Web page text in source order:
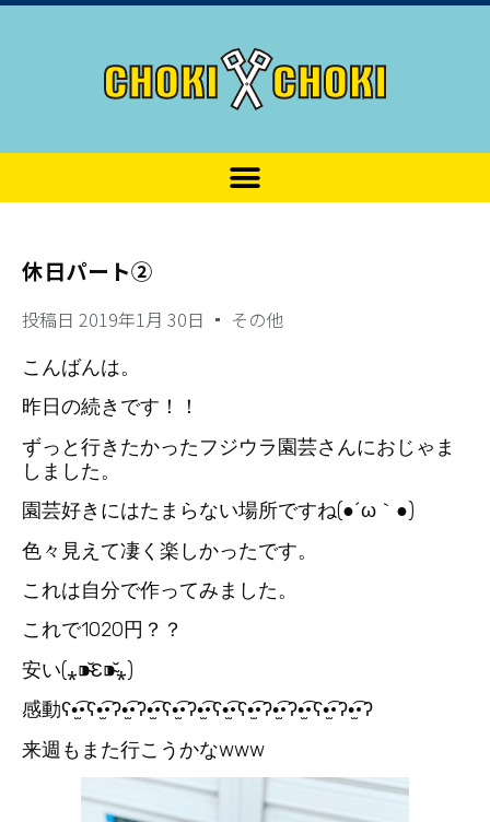
休日パート②
投稿日 2019年1月 30日 その他
こんばんは。
昨日の続きです！！
ずっと行きたかったフジウラ園芸さんにおじゃま
しました。
園芸好きにはたまらない場所ですね(●´ω｀●)
色々見えて凄く楽しかったです。
これは自分で作ってみました。
これで1020円？？
安い(⁎⁍̴̆Ɛ⁍̴̆⁎)
感動ʕ•̫͡•ʕ•̫͡•ʔ•̫͡•ʔ•̫͡•ʕ•̫͡•ʔ•̫͡•ʕ•̫͡•ʕ•̫͡•ʔ•̫͡•ʔ•̫͡•ʕ•̫͡•ʔ•̫͡•ʔ
来週もまた行こうかなwww